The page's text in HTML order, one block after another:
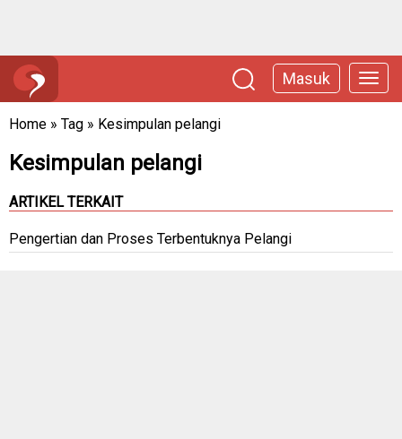
Masuk
Home » Tag » Kesimpulan pelangi
Kesimpulan pelangi
ARTIKEL TERKAIT
Pengertian dan Proses Terbentuknya Pelangi